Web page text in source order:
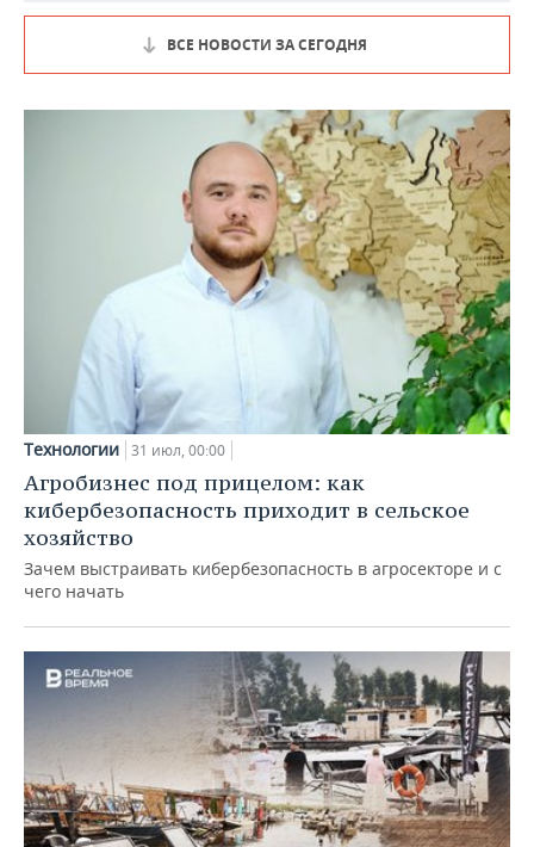
ВСЕ НОВОСТИ ЗА СЕГОДНЯ
Технологии 31 июл, 00:00
Агробизнес под прицелом: как
кибербезопасность приходит в сельское
хозяйство
Зачем выстраивать кибербезопасность в агросекторе и с
чего начать